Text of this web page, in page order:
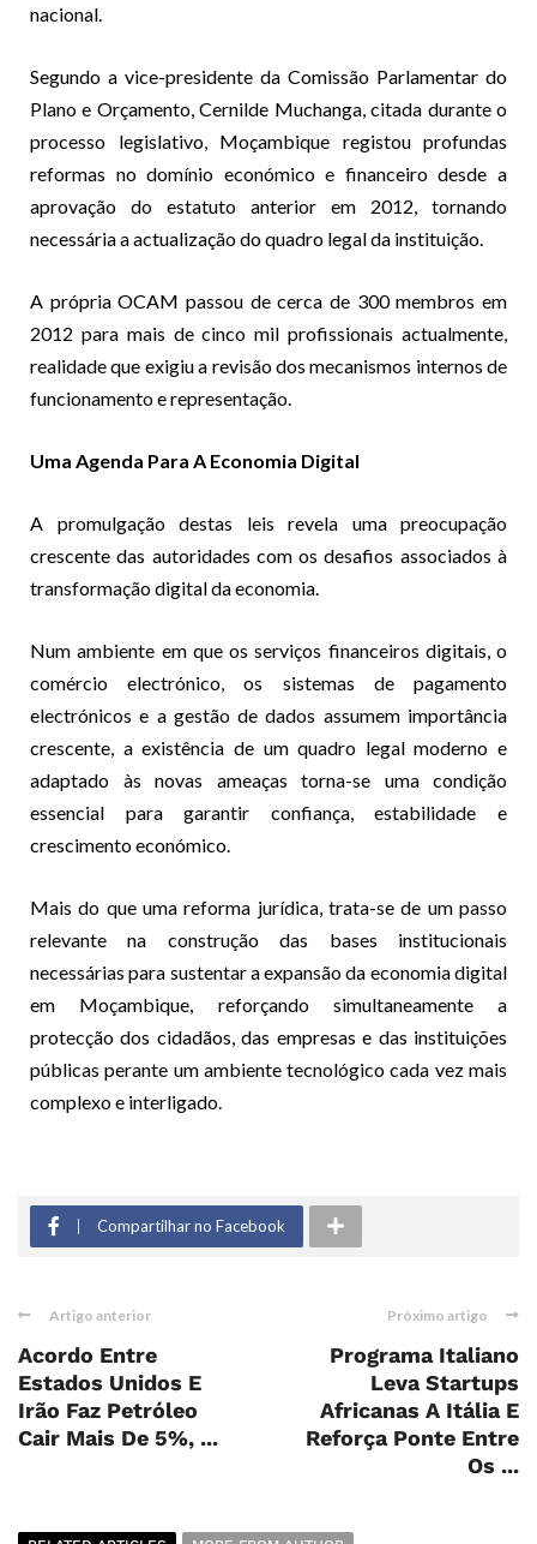
nacional.
Segundo a vice-presidente da Comissão Parlamentar do
Plano e Orçamento, Cernilde Muchanga, citada durante o
processo legislativo, Moçambique registou profundas
reformas no domínio económico e financeiro desde a
aprovação do estatuto anterior em 2012, tornando
necessária a actualização do quadro legal da instituição.
A própria OCAM passou de cerca de 300 membros em
2012 para mais de cinco mil profissionais actualmente,
realidade que exigiu a revisão dos mecanismos internos de
funcionamento e representação.
Uma Agenda Para A Economia Digital
A promulgação destas leis revela uma preocupação
crescente das autoridades com os desafios associados à
transformação digital da economia.
Num ambiente em que os serviços financeiros digitais, o
comércio electrónico, os sistemas de pagamento
electrónicos e a gestão de dados assumem importância
crescente, a existência de um quadro legal moderno e
adaptado às novas ameaças torna-se uma condição
essencial para garantir confiança, estabilidade e
crescimento económico.
Mais do que uma reforma jurídica, trata-se de um passo
relevante na construção das bases institucionais
necessárias para sustentar a expansão da economia digital
em Moçambique, reforçando simultaneamente a
protecção dos cidadãos, das empresas e das instituições
públicas perante um ambiente tecnológico cada vez mais
complexo e interligado.
Compartilhar no Facebook
Artigo anterior
Acordo Entre
Estados Unidos E
Irão Faz Petróleo
Cair Mais De 5%, ...
Próximo artigo
Programa Italiano
Leva Startups
Africanas A Itália E
Reforça Ponte Entre
Os ...